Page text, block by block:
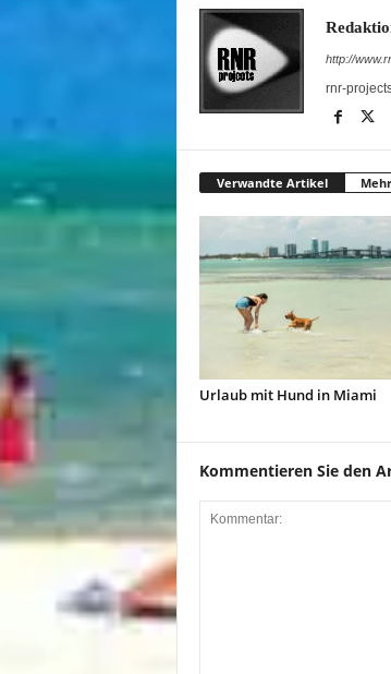
http://
rnr-
Verwandte Artikel
Urlaub mit Hund in Miami
Kommentieren Sie den